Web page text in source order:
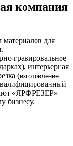
компания
для
гравировальное
интерьерная
(изготовление
«ЯРФРЕЗЕР»
бизнесу.